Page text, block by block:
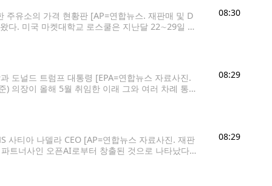
유소의 가격 현황판 [AP=연합뉴스. 재판매 및 D
다. 미국 마켓대학교 로스쿨은 지난달 22∼29일 미
08:30
도널드 트럼프 대통령 [EPA=연합뉴스 자료사진.
의장이 올해 5월 취임한 이래 그와 여러 차례 통화
08:29
티아 나델라 CEO [AP=연합뉴스 자료사진. 재판
트너사인 오픈AI로부터 창출된 것으로 나타났다.
08:29